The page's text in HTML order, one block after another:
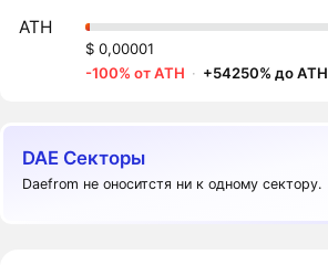
ATH
$ 0,00001
-100% от ATH · +54250% до ATH
DAE Секторы
Daefrom не оноситстя ни к одному сектору.